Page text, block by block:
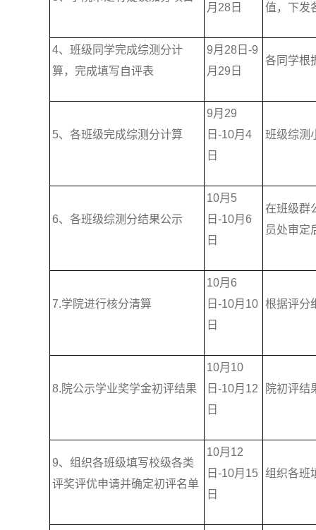
月28日
值，下发
4、班级同学完成综测分计
算，完成填写自评表
9月28日-9
月29日
各同学根
5、各班级完成综测分计算
9月29
日-10月4
日
班级综测
6、各班级综测分结果公示
10月5
日-10月6
日
在班级群
员处审定
7.学院进行核分清算
10月6
日-10月10
日
根据评分
8.院公示学业奖学金初评结果
10月10
日-10月12
日
院初评结
9、组织各班级填写校级各类
评奖评优申请并确定初评名单
10月12
日-10月15
日
组织各班